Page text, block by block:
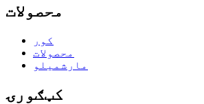
محصولات
کور
محصولات
مارشميلو
کټګورۍ